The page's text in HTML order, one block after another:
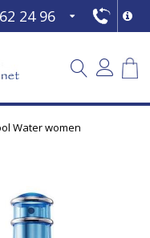
24 96
Water women